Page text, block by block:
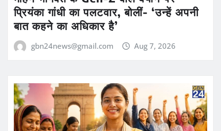
प्रियंका गांधी का पलटवार, बोलीं- ‘उन्हें अपनी
बात कहने का अधिकार है’
gbn24news@gmail.com Aug 7, 2026